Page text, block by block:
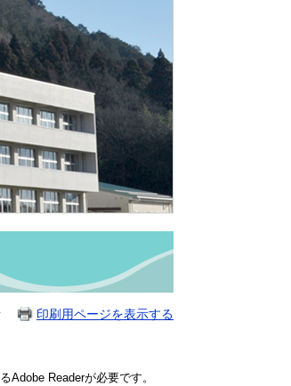
印刷用ページを表示する
Adobe Readerが必要です。